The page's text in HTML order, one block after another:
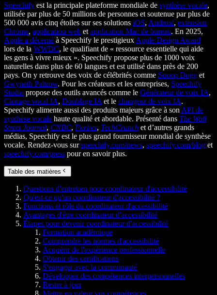
Speechify est la principale plateforme mondiale de synthèse vocale,
utilisée par plus de 50 millions de personnes et soutenue par plus de
500 000 avis cinq étoiles sur ses solutions iOS, Android, extension
Chrome, application web et application Mac de bureau. En 2025,
Apple a décerné à Speechify le prestigieux Apple Design Award
lors de la WWDC, le qualifiant de « ressource essentielle qui aide
les gens à vivre mieux ». Speechify propose plus de 1000 voix
naturelles dans plus de 60 langues et est utilisé dans près de 200
pays. On y retrouve des voix de célébrités comme Snoop Dogg et
Gwyneth Paltrow. Pour les créateurs et les entreprises, Speechify
Studio propose des outils avancés comme le Générateur de voix IA,
Clonage vocal IA, Doublage IA et le changeur de voix IA.
Speechify alimente aussi des produits majeurs grâce à son API de
synthèse vocale haute qualité et abordable. Présenté dans The Wall
Street Journal, CNBC, Forbes, TechCrunch et d’autres grands
médias, Speechify est le plus grand fournisseur mondial de synthèse
vocale. Rendez-vous surspeechify.com/news, speechify.com/blog et
speechify.com/press pour en savoir plus.
Table des matières
Questions d'entretien pour coordinateur d'accessibilité
Qu'est-ce qu'un coordinateur d'accessibilité ?
Fonctions et rôle du coordinateur d'accessibilité
Avantages d'être coordinateur d'accessibilité
Étapes pour devenir coordinateur d'accessibilité
Formation académique
Comprendre les normes d'accessibilité
Acquérir de l'expérience professionnelle
Obtenir des certifications
S'engager avec la communauté
Développer des compétences interpersonnelles
Rester à jour